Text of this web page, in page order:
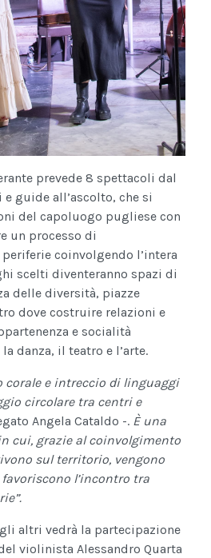
prevede 8 spettacoli dal
guide all’ascolto, che si
del capoluogo pugliese con
un processo di
coinvolgendo l’intera
scelti diventeranno spazi di
delle diversità, piazze
dove costruire relazioni e
e socialità
danza, il teatro e l’arte.
corale e intreccio di linguaggi
circolare tra centri e
Angela Cataldo -. È una
cui, grazie al coinvolgimento
sul territorio, vengono
l’incontro tra
altri vedrà la partecipazione
violinista Alessandro Quarta